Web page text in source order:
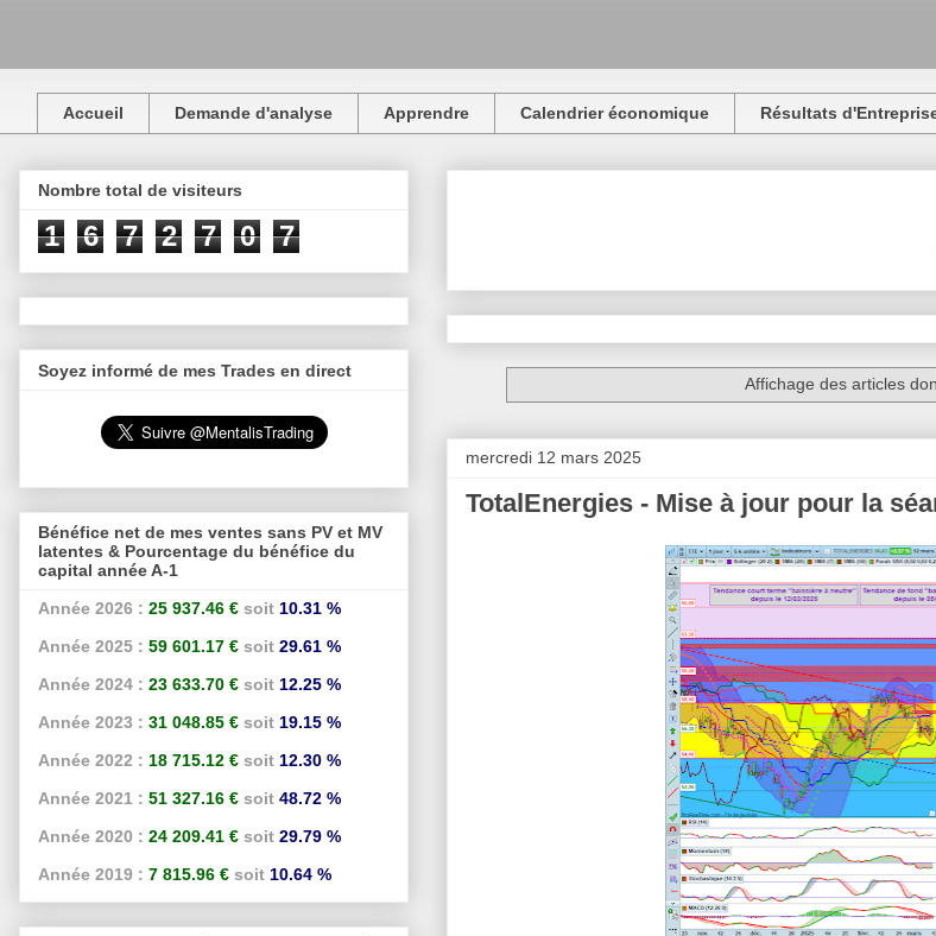
Accueil Demande d'analyse Apprendre Calendrier économique Résultats
Affichage des articles
mercredi 12 mars 2025
TotalEnergies - Mise à jour pour la
Nombre total de visiteurs
1 6 7 2 7 0 7
Soyez informé de mes Trades en direct
Bénéfice net de mes ventes sans PV et MV
latentes & Pourcentage du bénéfice du
capital année A-1
Année 2026 : 25 937.46 € soit 10.31 %
Année 2025 : 59 601.17 € soit 29.61 %
Année 2024 : 23 633.70 € soit 12.25 %
Année 2023 : 31 048.85 € soit 19.15 %
Année 2022 : 18 715.12 € soit 12.30 %
Année 2021 : 51 327.16 € soit 48.72 %
Année 2020 : 24 209.41 € soit 29.79 %
Année 2019 : 7 815.96 € soit 10.64 %